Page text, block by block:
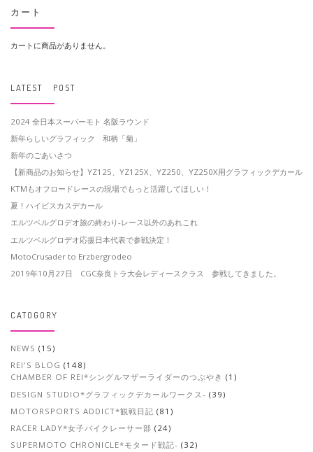
カート
カートに商品がありません。
LATEST POST
2024 全日本スーパーモト 名阪ラウンド
新年らしいグラフィック 和柄「菊」
新年のごあいさつ
【新商品のお知らせ】YZ125、YZ125X、YZ250、YZ250X用グラフィックデカール
KTMもオフロードレースの現場でもっと活躍してほしい！
夏！ハイビスカスデカール
エルツベルグロデオ旅の終わり-レース以外のあれこれ
エルツベルグロデオ応援日本代表で参戦決定！
MotoCrusader to Erzbergrodeo
2019年10月27日 CGC奈良トラ大会レディースクラス 参戦してきました。
CATOGORY
NEWS (15)
REI'S BLOG (148)
CHAMBER OF REI*シングルマザーライダーのつぶやき (1)
DESIGN STUDIO*グラフィックデカールワークス- (39)
MOTORSPORTS ADDICT*観戦日記 (81)
RACER LADY*女子バイクレーサー部 (24)
SUPERMOTO CHRONICLE*モタード戦記- (32)